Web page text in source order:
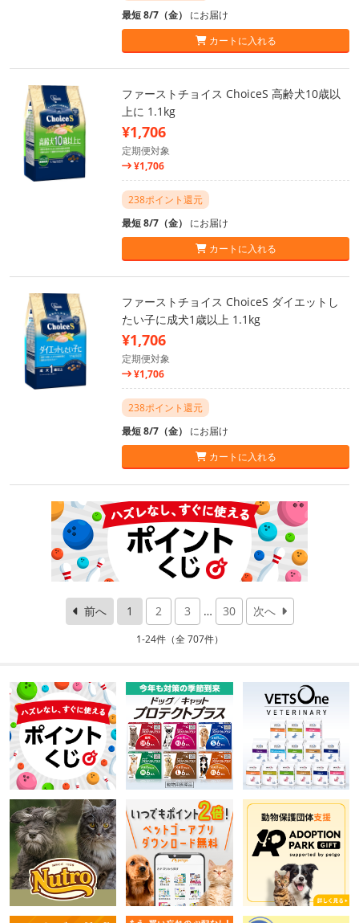
最短 8/7（金） にお届け
カートに入れる
ファーストチョイス ChoiceS 高齢犬10歳以
上に 1.1kg
¥1,706
定期便対象
¥1,706
238ポイント還元
最短 8/7（金） にお届け
カートに入れる
ファーストチョイス ChoiceS ダイエットし
たい子に成犬1歳以上 1.1kg
¥1,706
定期便対象
¥1,706
238ポイント還元
最短 8/7（金） にお届け
カートに入れる
前へ 1 2 3 … 30 次へ
1-24件（全 707件）